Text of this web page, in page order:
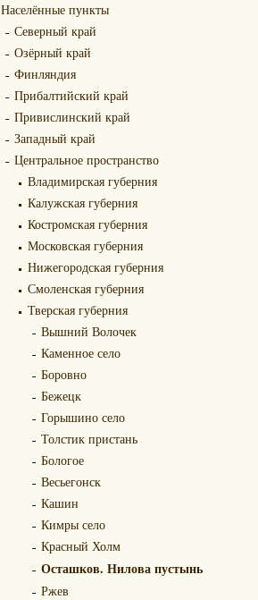
Населённые пункты
Северный край
Озёрный край
Финляндия
Прибалтийский край
Привислинский край
Западный край
Центральное пространство
Владимирская губерния
Калужская губерния
Костромская губерния
Московская губерния
Нижегородская губерния
Смоленская губерния
Тверская губерния
Вышний Волочек
Каменное село
Боровно
Бежецк
Горышино село
Толстик пристань
Бологое
Весьегонск
Кашин
Кимры село
Красный Холм
Осташков. Нилова пустынь
Ржев